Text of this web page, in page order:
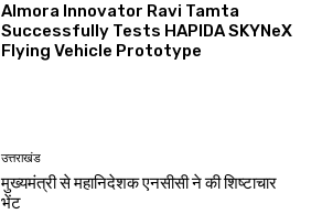
Almora Innovator Ravi Tamta
Successfully Tests HAPIDA SKYNeX
Flying Vehicle Prototype
उत्तराखंड
मुख्यमंत्री से महानिदेशक एनसीसी ने की शिष्टाचार
भेंट